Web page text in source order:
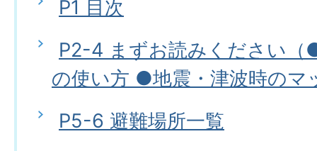
P1 目次
P2-4 まずお読みください（
の使い方 ●地震・津波時のマ
P5-6 避難場所一覧